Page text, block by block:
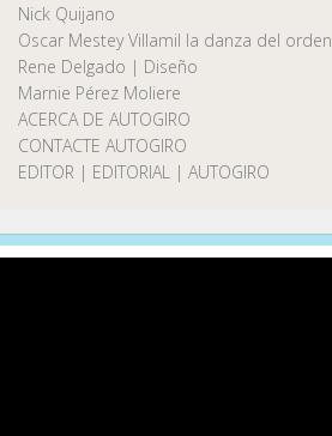
Nick Quijano
Oscar Mestey Villamil la danza del orden
Rene Delgado | Diseño
Marnie Pérez Moliere
ACERCA DE AUTOGIRO
CONTACTE AUTOGIRO
EDITOR | EDITORIAL | AUTOGIRO